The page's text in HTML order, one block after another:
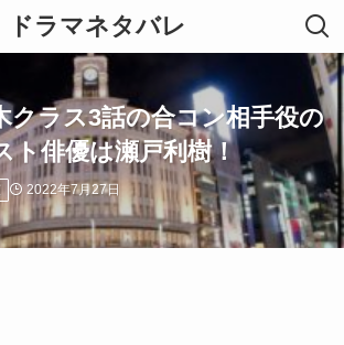
ドラマネタバレ
クラス3話の合コン相手役の
ト俳優は瀬戸利樹！
2022年7月27日